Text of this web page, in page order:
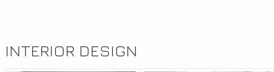
INTERIOR DESIGN